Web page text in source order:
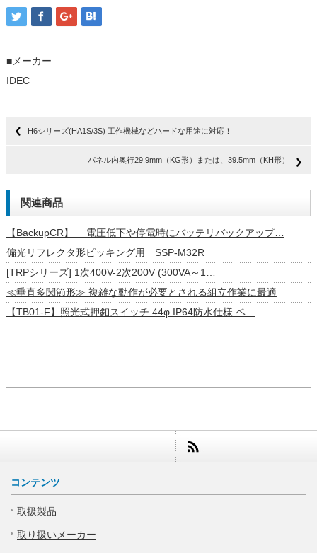
■メーカー
IDEC
H6シリーズ(HA1S/3S) 工作機械などハードな用途に対応！
パネル内奥行29.9mm（KG形）または、39.5mm（KH形）
関連商品
【BackupCR】 電圧低下や停電時にバッテリバックアップ…
偏光リフレクタ形ピッキング用 SSP-M32R
[TRPシリーズ] 1次400V-2次200V (300VA～1…
≪垂直多関節形≫ 複雑な動作が必要とされる組立作業に最適
【TB01-F】照光式押釦スイッチ 44φ IP64防水仕様 ベ…
コンテンツ
取扱製品
取り扱いメーカー